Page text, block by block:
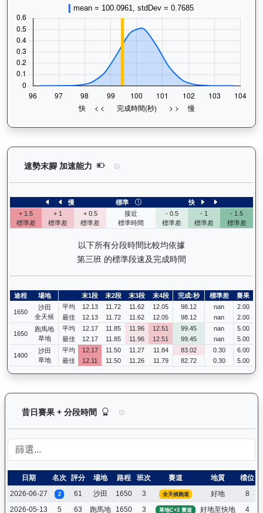
速勢末腳 加速能力 正義波（K473）— 速勢末腳加速能力
慢 標準
快
+ 1.5
標準差
+ 1
標準差
+ 0.5
標準差
接近
標準時間
- 0.5
標準差
- 1
標準差
- 1.5
標準差
以下所有分段時間比較均依據
第三班 的標準段速及完成時間
途程 場地 末1段 末2段 末3段 末4段 完成:秒 標準差 賽果
1650
沙田
全天候
平均 12.13 11.72 11.62 12.05 98.12 nan
2.00
最佳
12.13 11.72 11.62 12.05 98.12 nan 2.00
1650
跑馬地
草地
平均 12.17 11.85 11.96 12.51 99.45 nan
5.00
最佳
12.17 11.85 11.96 12.51 99.45 nan 5.00
1400
沙田
草地
平均 12.17 11.50 11.27 11.84 83.02 0.30
6.00
最佳
12.11 11.50 11.26 11.79 82.72 0.30 5.00
昔日賽果 + 分段時間 正義波（K473）— 昔日賽果及分段
日期 名次 評分 場地 路程 班次 賽道 地質 檔位
2026-06-27
2 61 沙田 1650 3 全天候跑道 好地 8
2026-05-13
5 63 跑馬地 1650 3 草地C+3 賽道 好地至快地 4